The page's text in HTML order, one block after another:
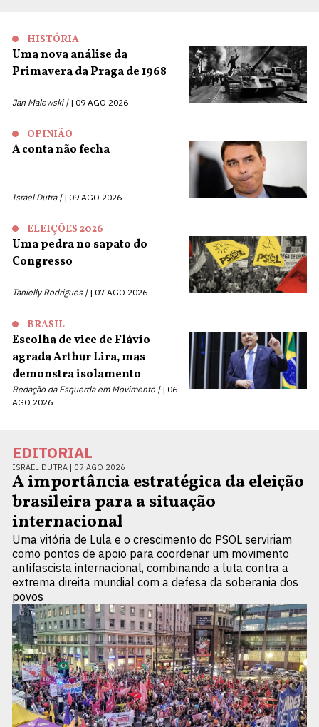
HISTÓRIA
Uma nova análise da
Primavera da Praga de 1968
Jan Malewski | 09 AGO 2026
OPINIÃO
A conta não fecha
Israel Dutra | 09 AGO 2026
ELEIÇÕES 2026
Uma pedra no sapato do
Congresso
Tanielly Rodrigues | 07 AGO 2026
BRASIL
Escolha de vice de Flávio
agrada Arthur Lira, mas
demonstra isolamento
Redação da Esquerda em Movimento |
06
AGO 2026
EDITORIAL
ISRAEL DUTRA | 07 AGO 2026
A importância estratégica da eleição
brasileira para a situação
internacional
Uma vitória de Lula e o crescimento do PSOL serviriam
como pontos de apoio para coordenar um movimento
antifascista internacional, combinando a luta contra a
extrema direita mundial com a defesa da soberania dos
povos